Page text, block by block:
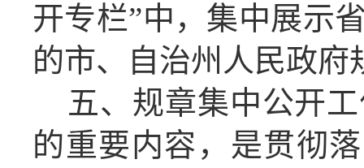
开专栏”中，集中展示
的市、自治州人民政府
五、规章集中公开
的重要内容，是贯彻